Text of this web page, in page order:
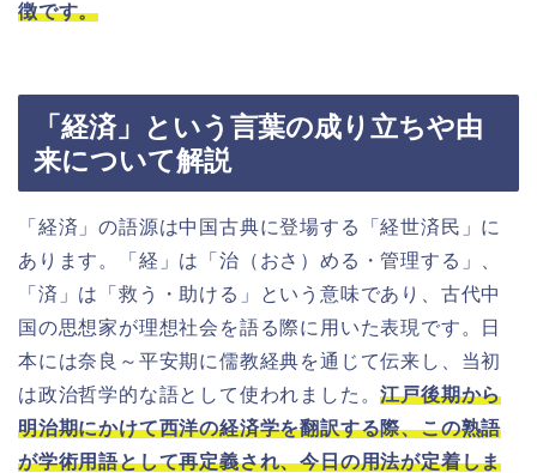
徴です。
「経済」という言葉の成り立ちや由
来について解説
「経済」の語源は中国古典に登場する「経世済民」に
あります。「経」は「治（おさ）める・管理する」、
「済」は「救う・助ける」という意味であり、古代中
国の思想家が理想社会を語る際に用いた表現です。日
本には奈良～平安期に儒教経典を通じて伝来し、当初
は政治哲学的な語として使われました。江戸後期から
明治期にかけて西洋の経済学を翻訳する際、この熟語
が学術用語として再定義され、今日の用法が定着しま